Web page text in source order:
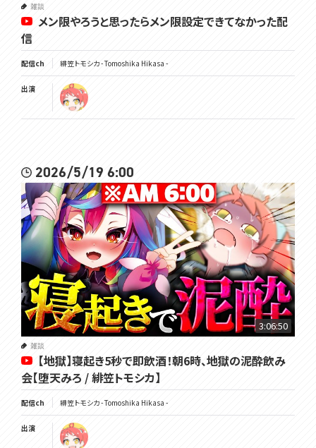
雑談
メン限やろうと思ったらメン限設定できてなかった配
信
配信ch 緋笠トモシカ - Tomoshika Hikasa -
出演
2026/5/19 6:00
3:06:50
雑談
【地獄】寝起き5秒で即飲酒！朝6時、地獄の泥酔飲み
会【堕天みろ / 緋笠トモシカ】
配信ch 緋笠トモシカ - Tomoshika Hikasa -
出演